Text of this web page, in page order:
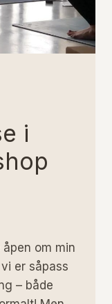
i
om min
er såpass
– både